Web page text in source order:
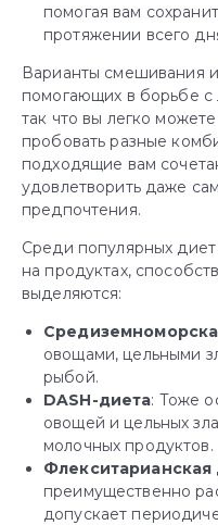
помогая вам
протяжении всего
Варианты смешивания
помогающих в борьбе
так что вы легко
пробовать разные
подходящие вам
удовлетворить даже
предпочтения.
Среди популярных
на продуктах,
выделяются:
овощами, цельными
рыбой.
DASH-диета: Тоже
овощей и цельных
молочных продуктов.
Флекситарианская
преимущественно
допускает